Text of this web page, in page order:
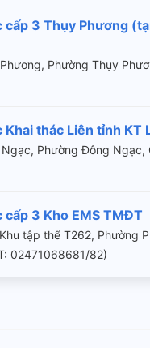
3 Thụy Phương
Phường Thụy
thác Liên tỉnh KT
Phường Đông Ngạc,
3 Kho EMS TMĐT
tập thể T262, Phường
02471068681/82)